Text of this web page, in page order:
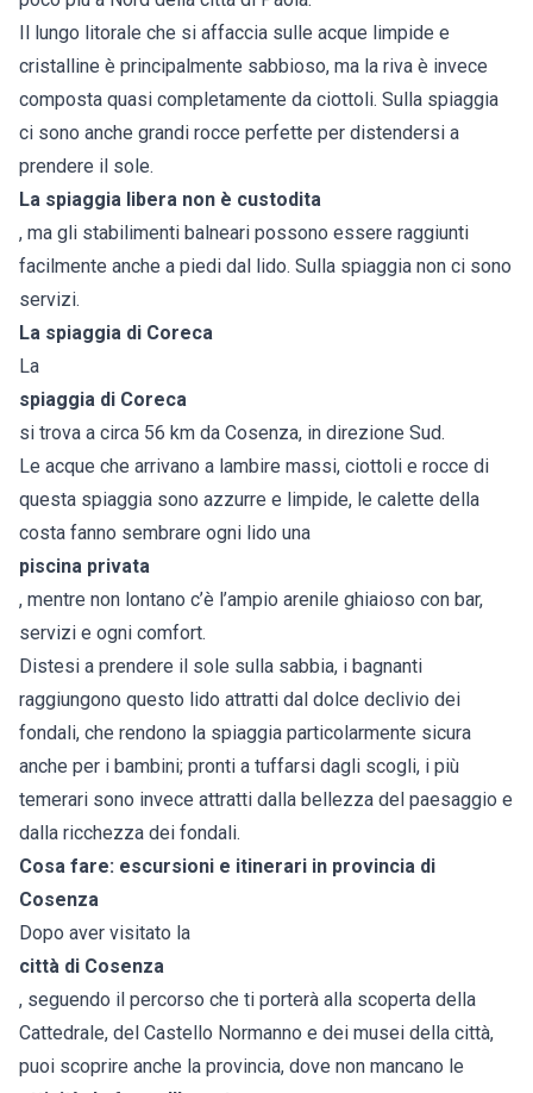
Il lungo litorale che si affaccia sulle acque limpide e
cristalline è principalmente sabbioso, ma la riva è invece
composta quasi completamente da ciottoli. Sulla spiaggia
ci sono anche grandi rocce perfette per distendersi a
prendere il sole.
La spiaggia libera non è custodita
, ma gli stabilimenti balneari possono essere raggiunti
facilmente anche a piedi dal lido. Sulla spiaggia non ci sono
servizi.
La spiaggia di Coreca
La
spiaggia di Coreca
si trova a circa 56 km da Cosenza, in direzione Sud.
Le acque che arrivano a lambire massi, ciottoli e rocce di
questa spiaggia sono azzurre e limpide, le calette della
costa fanno sembrare ogni lido una
piscina privata
, mentre non lontano c’è l’ampio arenile ghiaioso con bar,
servizi e ogni comfort.
Distesi a prendere il sole sulla sabbia, i bagnanti
raggiungono questo lido attratti dal dolce declivio dei
fondali, che rendono la spiaggia particolarmente sicura
anche per i bambini; pronti a tuffarsi dagli scogli, i più
temerari sono invece attratti dalla bellezza del paesaggio e
dalla ricchezza dei fondali.
Cosa fare: escursioni e itinerari in provincia di
Cosenza
Dopo aver visitato la
città di Cosenza
, seguendo il percorso che ti porterà alla scoperta della
Cattedrale, del Castello Normanno e dei musei della città,
puoi scoprire anche la provincia, dove non mancano le